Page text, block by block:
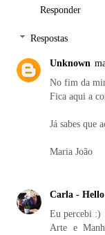
Responder
Respostas
Unknown
No fim da
Fica aqui a
Já sabes que
Maria João
Carla - Hello
Eu percebi :)
Arte e